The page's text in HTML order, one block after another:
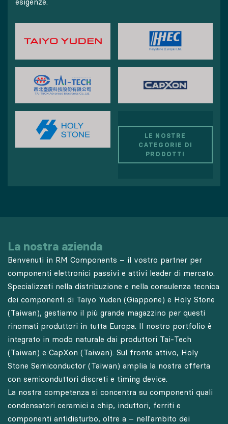
LE NOSTRE
CATEGORIE DI
PRODOTTI
La nostra azienda
Benvenuti in RM Components – il vostro partner per
componenti elettronici passivi e attivi leader di mercato.
Specializzati nella distribuzione e nella consulenza tecnica
dei componenti di Taiyo Yuden (Giappone) e Holy Stone
(Taiwan), gestiamo il più grande magazzino per questi
rinomati produttori in tutta Europa. Il nostro portfolio è
integrato in modo naturale dai produttori Tai-Tech
(Taiwan) e CapXon (Taiwan). Sul fronte attivo, Holy
Stone Semiconductor (Taiwan) amplia la nostra offerta
con semiconduttori discreti e timing device.
La nostra competenza si concentra su componenti quali
condensatori ceramici a chip, induttori, ferriti e
componenti antidisturbo, oltre a – nell'ambito dei